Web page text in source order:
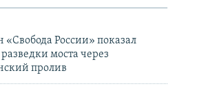
«Свобода России» показал
моста через
пролив